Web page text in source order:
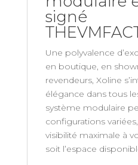
signé
Une polyvalence
en boutique, en
revendeurs, Xoline
élégance dans tous
système modulaire
configurations
visibilité maximale à
soit l’espace